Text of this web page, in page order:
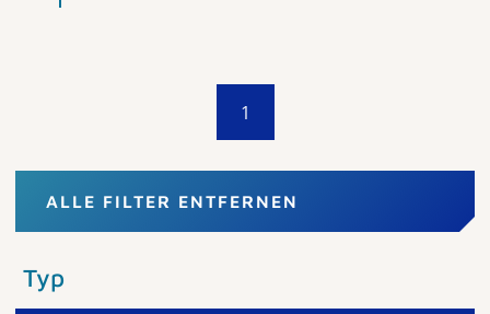
1
ALLE FILTER ENTFERNEN
Typ